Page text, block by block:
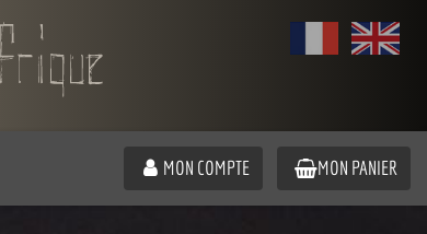
MON COMPTE MON PANIER